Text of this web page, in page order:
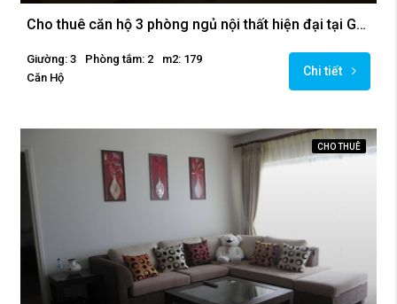
Cho thuê căn hộ 3 phòng ngủ nội thất hiện đại tại Golden Westlake Hà Nội
Giường: 3 Phòng tắm: 2
m2: 179
Căn Hộ
Chi tiết
CHO THUÊ